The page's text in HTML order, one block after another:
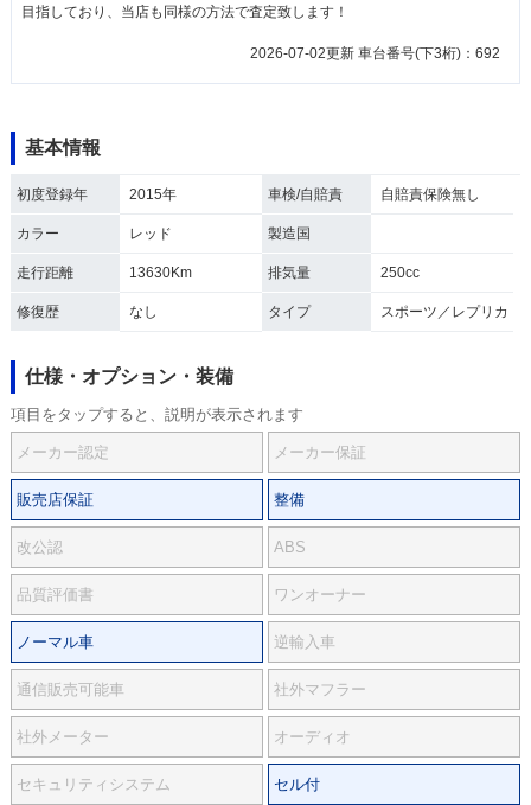
目指しており、当店も同様の方法で査定致します！
2026-07-02更新 車台番号(下3桁)：692
基本情報
初度登録年 2015年 車検/自賠責 自賠責保険無し
カラー レッド 製造国
走行距離 13630Km 排気量 250cc
修復歴 なし タイプ スポーツ／レプリカ
仕様・オプション・装備
項目をタップすると、説明が表示されます
メーカー認定 メーカー保証
販売店保証 整備
改公認 ABS
品質評価書 ワンオーナー
ノーマル車 逆輸入車
通信販売可能車 社外マフラー
社外メーター オーディオ
セキュリティシステム セル付